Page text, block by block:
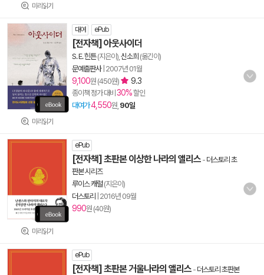
미리읽기
미리읽기
대여 ePub
[전자책] 아웃사이더
S. E. 힌튼(지은이), 신소희 (옮긴이)
문예출판사| 2007년 01월
9,100원 (450원) 9.3
종이책 정가 대비 30%할인
대여가4,550원, 90일
미리읽기
ePub
[전자책] 초판본 이상한 나라의 앨리스 - 더스토리 초
판본 시리즈
루이스 캐럴(지은이)
더스토리
2016년 09월
990원 (40원)
ePub
[전자책] 초판본 거울나라의 앨리스 - 더스토리 초판본